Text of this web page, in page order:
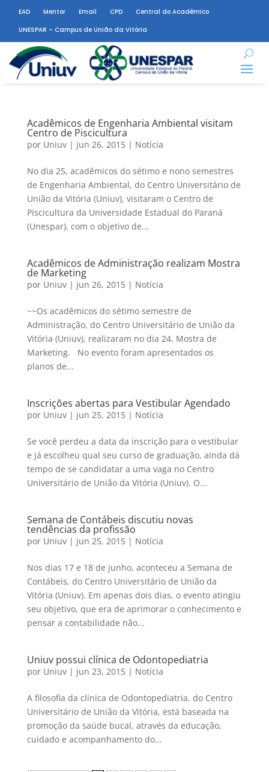
EAD Mentor Email CPD
Central do Acadêmico
UNESPAR – Campus de União da Vitória
Acadêmicos de Engenharia Ambiental visitam
Centro de Piscicultura
por Uniuv| jun 26, 2015| Notícia
No dia 25, acadêmicos do sétimo e nono semestres
de Engenharia Ambiental, do Centro Universitário de
União da Vitória (Uniuv), visitaram o Centro de
Piscicultura da Universidade Estadual do Paraná
(Unespar), com o objetivo de...
Acadêmicos de Administração realizam Mostra
de Marketing
por Uniuv| jun 26, 2015| Notícia
~~Os acadêmicos do sétimo semestre de
Administração, do Centro Universitário de União da
Vitória (Uniuv), realizaram no dia 24, Mostra de
Marketing. No evento foram apresentados os
planos de...
Inscrições abertas para Vestibular Agendado
por Uniuv| jun 25, 2015| Notícia
Se você perdeu a data da inscrição para o vestibular
e já escolheu qual seu curso de graduação, ainda dá
tempo de se candidatar a uma vaga no Centro
Universitário de União da Vitória (Uniuv). O...
Semana de Contábeis discutiu novas
tendências da profissão
por Uniuv| jun 25, 2015| Notícia
Nos dias 17 e 18 de junho, aconteceu a Semana de
Contábeis, do Centro Universitário de União da
Vitória (Uniuv). Em apenas dois dias, o evento atingiu
seu objetivo, que era de aprimorar o conhecimento e
pensar a contabilidade não...
Uniuv possui clínica de Odontopediatria
por Uniuv| jun 23, 2015| Notícia
A filosofia da clínica de Odontopediatria, do Centro
Universitário de União da Vitória, está baseada na
promoção da saúde bucal, através da educação,
cuidado e acompanhamento do...